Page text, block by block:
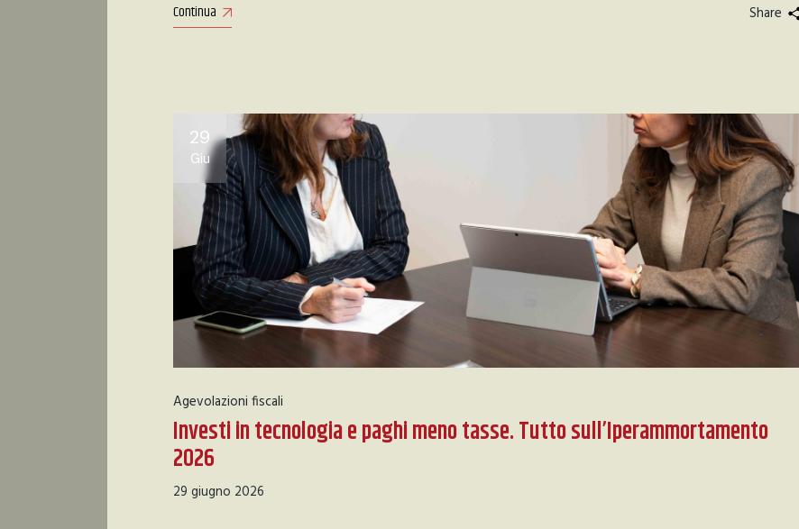
Continua Share
29
Giu
Agevolazioni fiscali
Investi in tecnologia e paghi meno tasse. Tutto sull’Iperammortamento
2026
29 giugno 2026